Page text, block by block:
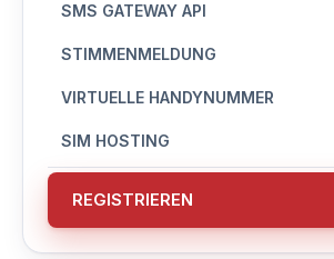
SMS GATEWAY API
STIMMENMELDUNG
VIRTUELLE HANDYNUMMER
SIM HOSTING
REGISTRIEREN